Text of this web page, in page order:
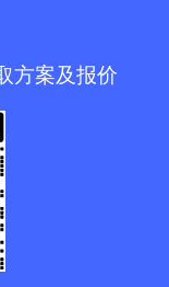
方案及报价